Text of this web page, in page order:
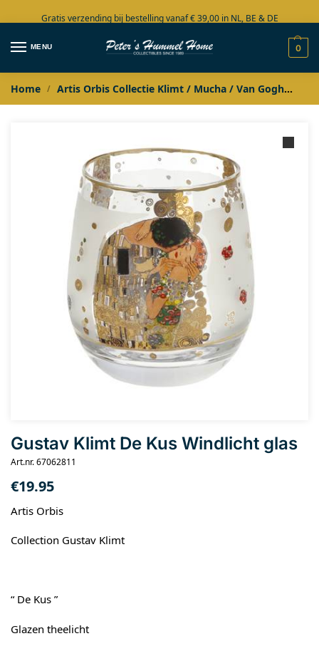
Gratis verzending bij bestelling vanaf € 39,00 in NL, BE & DE
Grote collectie in voorraad
MENU 0
Home / Artis Orbis Collectie Klimt / Mucha / Van Gogh
Gustav Klimt De Kus Windlicht glas
Art.nr. 67062811
€19.95
Artis Orbis
Collection Gustav Klimt
“ De Kus ”
Glazen theelicht